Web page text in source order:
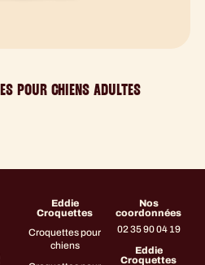
POUR CHIENS ADULTES
Eddie
Croquettes
Croquettes pour
chiens
Nos
coordonnées
02 35 90 04 19
Eddie
Croquettes